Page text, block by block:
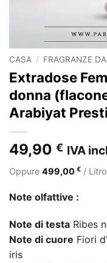
CASA / FRAGRANZE
Extradose
donna
Arabiyat
49,90 € IVA
Oppure 499,00 € / Litro
Note olfattive :
Note di testa Ribes
Note di cuore Fiori
iris